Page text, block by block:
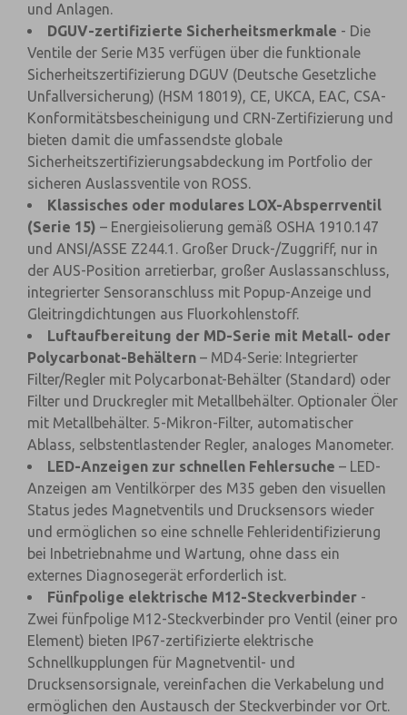
und Anlagen.
DGUV-zertifizierte Sicherheitsmerkmale - Die
Ventile der Serie M35 verfügen über die funktionale
Sicherheitszertifizierung DGUV (Deutsche Gesetzliche
Unfallversicherung) (HSM 18019), CE, UKCA, EAC, CSA-
Konformitätsbescheinigung und CRN-Zertifizierung und
bieten damit die umfassendste globale
Sicherheitszertifizierungsabdeckung im Portfolio der
sicheren Auslassventile von ROSS.
Klassisches oder modulares LOX-Absperrventil
(Serie 15) – Energieisolierung gemäß OSHA 1910.147
und ANSI/ASSE Z244.1. Großer Druck-/Zuggriff, nur in
der AUS-Position arretierbar, großer Auslassanschluss,
integrierter Sensoranschluss mit Popup-Anzeige und
Gleitringdichtungen aus Fluorkohlenstoff.
Luftaufbereitung der MD-Serie mit Metall- oder
Polycarbonat-Behältern – MD4-Serie: Integrierter
Filter/Regler mit Polycarbonat-Behälter (Standard) oder
Filter und Druckregler mit Metallbehälter. Optionaler Öler
mit Metallbehälter. 5-Mikron-Filter, automatischer
Ablass, selbstentlastender Regler, analoges Manometer.
LED-Anzeigen zur schnellen Fehlersuche – LED-
Anzeigen am Ventilkörper des M35 geben den visuellen
Status jedes Magnetventils und Drucksensors wieder
und ermöglichen so eine schnelle Fehleridentifizierung
bei Inbetriebnahme und Wartung, ohne dass ein
externes Diagnosegerät erforderlich ist.
Fünfpolige elektrische M12-Steckverbinder -
Zwei fünfpolige M12-Steckverbinder pro Ventil (einer pro
Element) bieten IP67-zertifizierte elektrische
Schnellkupplungen für Magnetventil- und
Drucksensorsignale, vereinfachen die Verkabelung und
ermöglichen den Austausch der Steckverbinder vor Ort.